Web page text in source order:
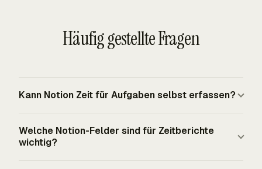
Häufig gestellte Fragen
Kann Notion Zeit für Aufgaben selbst erfassen?
Aufgabenansichten, aber Zeiterfassung kommt in der
Regel von einer Integration oder einem Add-on. Die
Welche Notion-Felder sind für Zeitberichte
wichtig?